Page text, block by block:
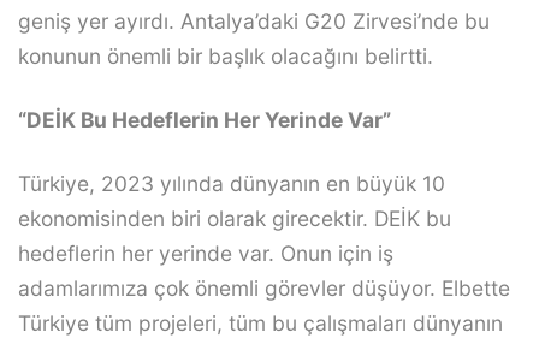
geniş yer ayırdı. Antalya’daki G20 Zirvesi’nde bu
konunun önemli bir başlık olacağını belirtti.
“DEİK Bu Hedeflerin Her Yerinde Var”
Türkiye, 2023 yılında dünyanın en büyük 10
ekonomisinden biri olarak girecektir. DEİK bu
hedeflerin her yerinde var. Onun için iş
adamlarımıza çok önemli görevler düşüyor. Elbette
Türkiye tüm projeleri, tüm bu çalışmaları dünyanın